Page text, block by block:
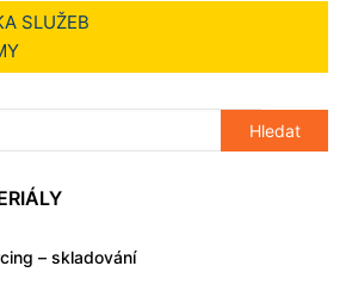
SLUŽEB
– skladování